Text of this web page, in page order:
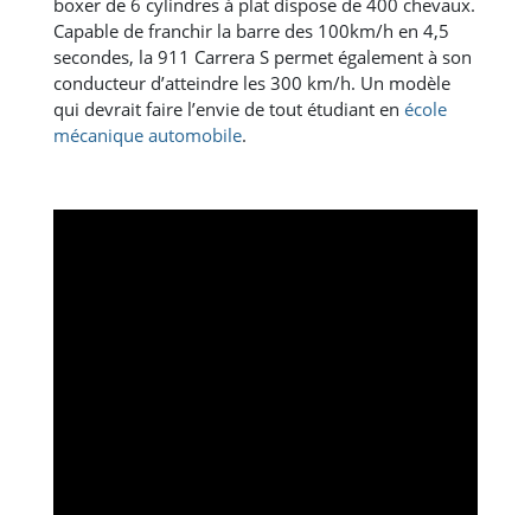
boxer de 6 cylindres à plat dispose de 400 chevaux.
Capable de franchir la barre des 100km/h en 4,5
secondes, la 911 Carrera S permet également à son
conducteur d’atteindre les 300 km/h. Un modèle
qui devrait faire l’envie de tout étudiant en école
mécanique automobile.